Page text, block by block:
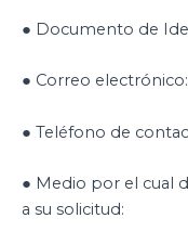
● Documento de
● Correo electrónico:
● Teléfono de
● Medio por el cual
a su solicitud: